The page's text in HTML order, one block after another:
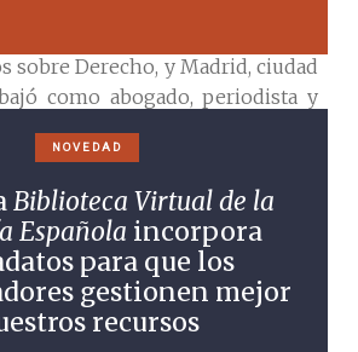
sobre Derecho, y Madrid, ciudad
como abogado, periodista y
año 1864 presentó su candidatura
correspondiente en París de la
Española, distinción que le fue
años más tarde. Algunas noticias
en el turbulento Madrid
(1868-1874) y en los
de la Restauración: parece que
intimó con algunos de los
NOVEDAD
Biblioteca Virtual de la
Española incorpora
para que los
gestionen mejor
recursos